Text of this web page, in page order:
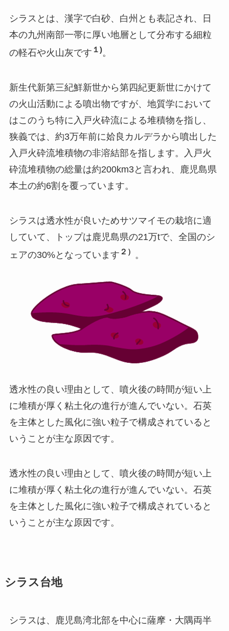
シラスとは、漢字で白砂、白州とも表記され、日
本の九州南部一帯に厚い地層として分布する細粒
の軽石や火山灰です １)。
新生代新第三紀鮮新世から第四紀更新世にかけて
の火山活動による噴出物ですが、地質学において
はこのうち特に入戸火砕流による堆積物を指し、
狭義では、約3万年前に姶良カルデラから噴出した
入戸火砕流堆積物の非溶結部を指します。入戸火
砕流堆積物の総量は約200km3と言われ、鹿児島県
本土の約6割を覆っています。
シラスは透水性が良いためサツマイモの栽培に適
していて、トップは鹿児島県の21万tで、全国のシ
ェアの30%となっています ２） 。
透水性の良い理由として、噴火後の時間が短い上
に堆積が厚く粘土化の進行が進んでいない。石英
を主体とした風化に強い粒子で構成されていると
いうことが主な原因です。
透水性の良い理由として、噴火後の時間が短い上
に堆積が厚く粘土化の進行が進んでいない。石英
を主体とした風化に強い粒子で構成されていると
いうことが主な原因です。
シラス台地
シラスは、鹿児島湾北部を中心に薩摩・大隅両半